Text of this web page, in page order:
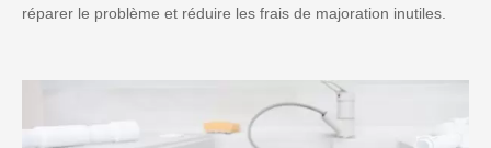
réparer le problème et réduire les frais de majoration inutiles.